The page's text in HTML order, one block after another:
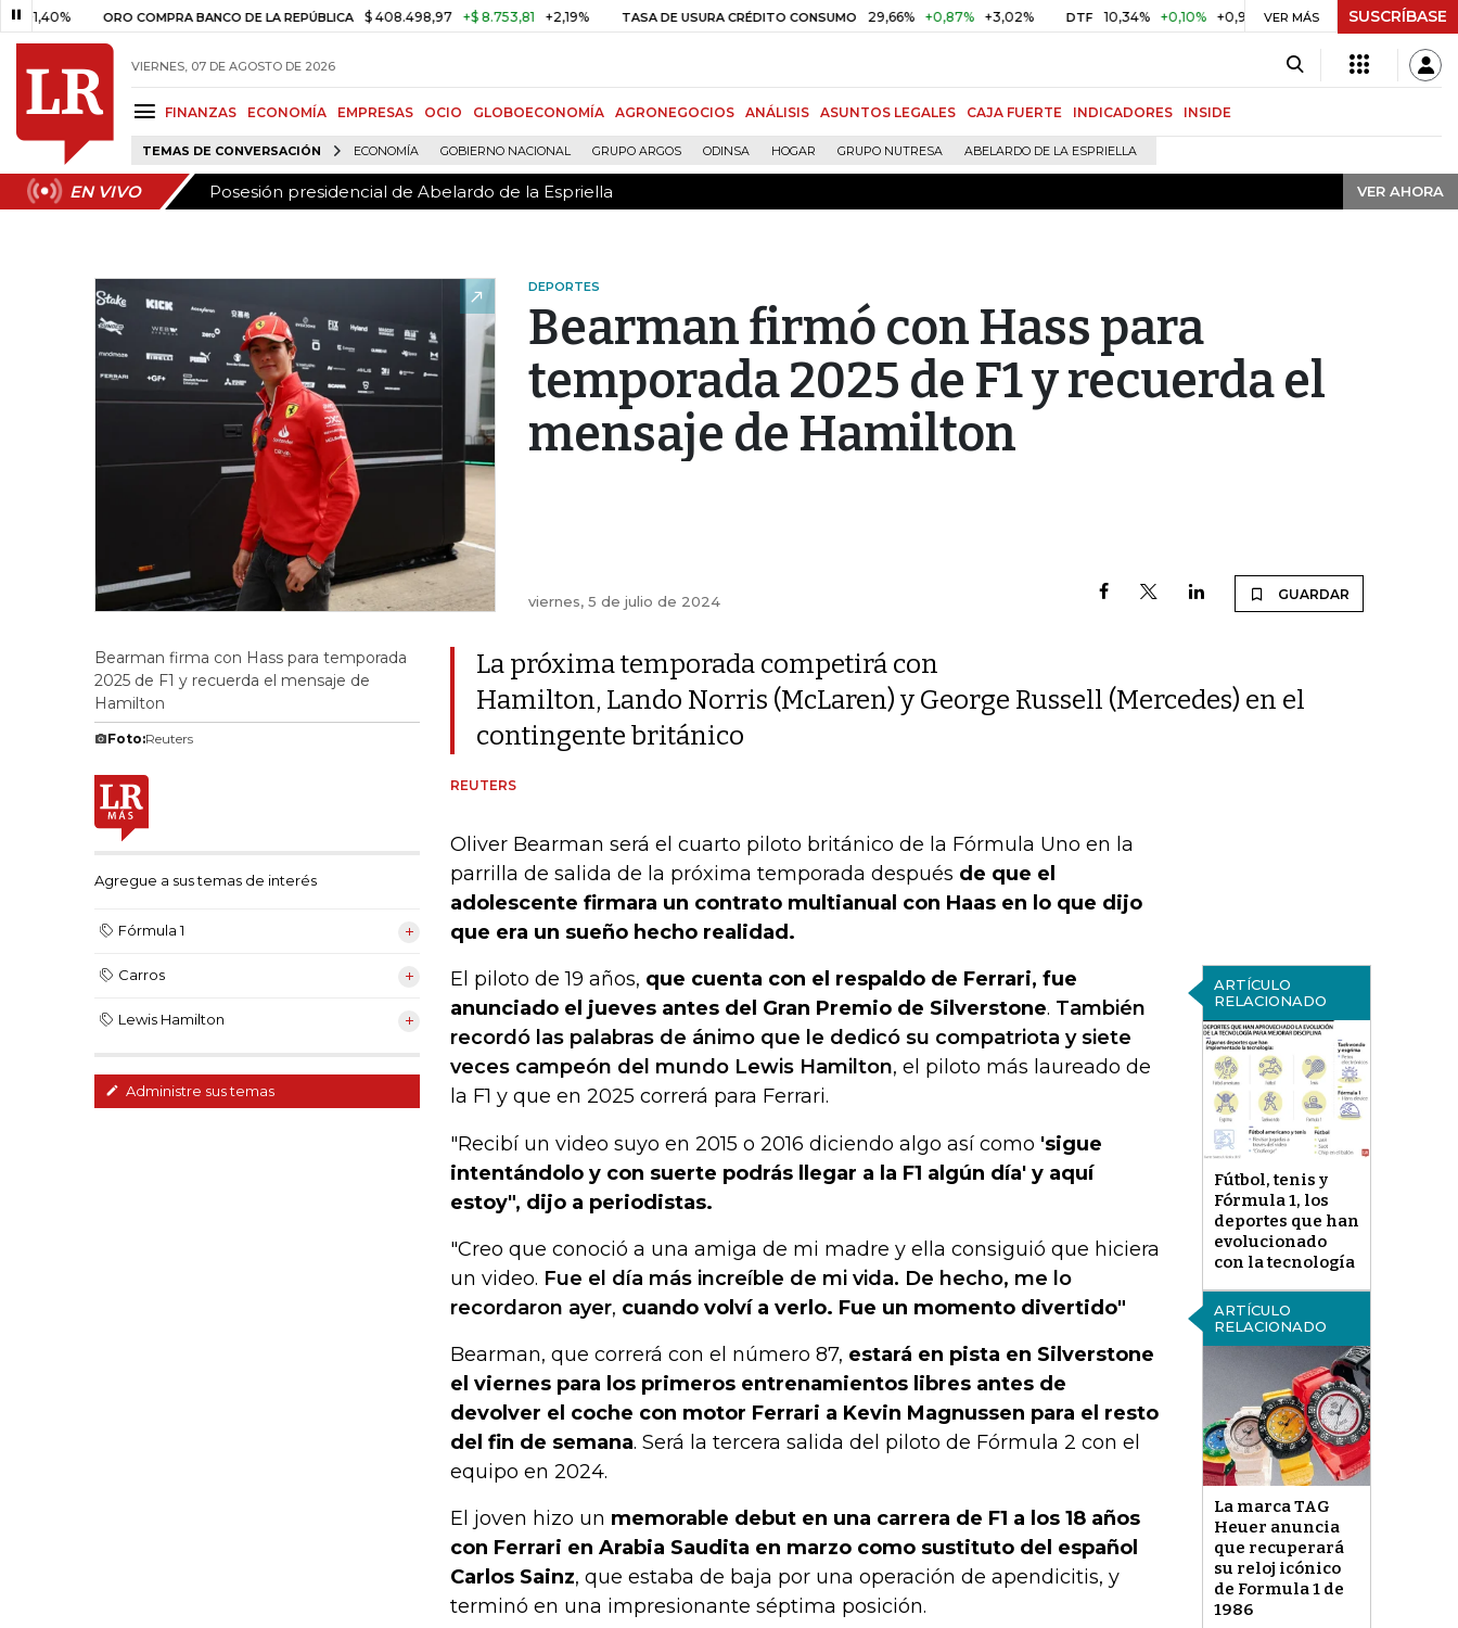
ORO COMPRA BANCO DE LA REPÚBLICA $ 408.498,97 +$ 8.753,81 +2,19% TASA DE USURA CRÉDITO CONSUMO 29,66% +0,87% +3,02% DTF 10,34% +0,10% +0,98% UVR $ 416,91 +$ 0,05 +0,01%
VER MÁS SUSCRÍBASE
VIERNES, 07 DE AGOSTO DE 2026
FINANZAS ECONOMÍA EMPRESAS OCIO GLOBOECONOMÍA AGRONEGOCIOS ANÁLISIS ASUNTOS LEGALES CAJA FUERTE INDICADORES INSIDE
TEMAS DE CONVERSACIÓN ECONOMÍA GOBIERNO NACIONAL GRUPO ARGOS ODINSA HOGAR GRUPO NUTRESA ABELARDO DE LA ESPRIELLA
EN VIVO Posesión presidencial de Abelardo de la Espriella VER AHORA
EN VIVO Posesión presidencial de Abelardo de la Espriella VER AHORA
DEPORTES
Bearman firmó con Hass para
temporada 2025 de F1 y recuerda el
mensaje de Hamilton
viernes, 5 de julio de 2024 GUARDAR
Bearman firma con Hass para temporada
2025 de F1 y recuerda el mensaje de
Hamilton
Foto:Reuters
Agregue a sus temas de interés
Fórmula 1
Carros
Lewis Hamilton
Administre sus temas
La próxima temporada competirá con
Hamilton, Lando Norris (McLaren) y George Russell (Mercedes) en el
contingente británico
REUTERS
Oliver Bearman será el cuarto piloto británico de la Fórmula Uno en la
parrilla de salida de la próxima temporada después de que el
adolescente firmara un contrato multianual con Haas en lo que dijo
que era un sueño hecho realidad.
ARTÍCULO
RELACIONADO
Fútbol, tenis y
Fórmula 1, los
deportes que han
evolucionado
con la tecnología
El piloto de 19 años, que cuenta con el respaldo de Ferrari, fue
anunciado el jueves antes del Gran Premio de Silverstone. También
recordó las palabras de ánimo que le dedicó su compatriota y siete
veces campeón del mundo Lewis Hamilton, el piloto más laureado de
la F1 y que en 2025 correrá para Ferrari.
"Recibí un video suyo en 2015 o 2016 diciendo algo así como 'sigue
intentándolo y con suerte podrás llegar a la F1 algún día' y aquí
estoy", dijo a periodistas.
ARTÍCULO
RELACIONADO
La marca TAG
Heuer anuncia
que recuperará
su reloj icónico
de Formula 1 de
1986
"Creo que conoció a una amiga de mi madre y ella consiguió que hiciera
un video. Fue el día más increíble de mi vida. De hecho, me lo
recordaron ayer, cuando volví a verlo. Fue un momento divertido"
Bearman, que correrá con el número 87, estará en pista en Silverstone
el viernes para los primeros entrenamientos libres antes de
devolver el coche con motor Ferrari a Kevin Magnussen para el resto
del fin de semana. Será la tercera salida del piloto de Fórmula 2 con el
equipo en 2024.
El joven hizo un memorable debut en una carrera de F1 a los 18 años
con Ferrari en Arabia Saudita en marzo como sustituto del español
Carlos Sainz, que estaba de baja por una operación de apendicitis, y
terminó en una impresionante séptima posición.